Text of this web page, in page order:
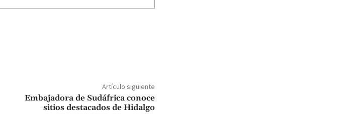
Artículo siguiente
Embajadora de Sudáfrica conoce
sitios destacados de Hidalgo